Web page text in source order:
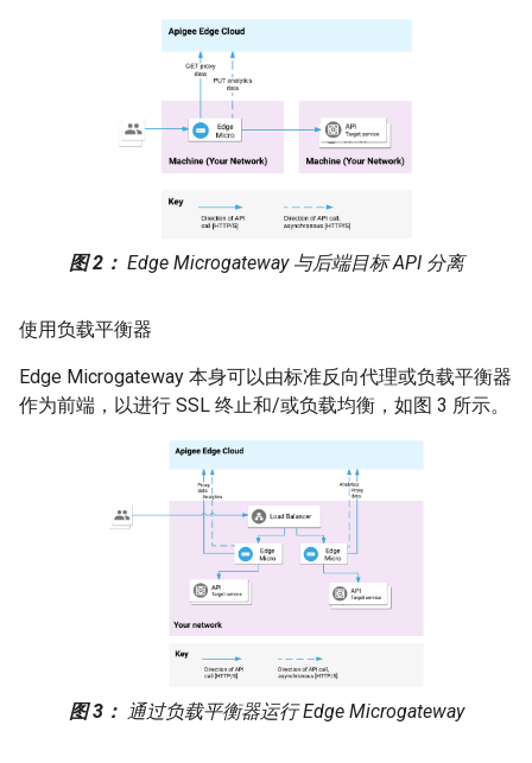
图 2： Edge Microgateway 与后端目标 API 分离
使用负载平衡器
Edge Microgateway 本身可以由标准反向代理或负载平衡器
作为前端，以进行 SSL 终止和/或负载均衡，如图 3 所示。
图 3： 通过负载平衡器运行 Edge Microgateway